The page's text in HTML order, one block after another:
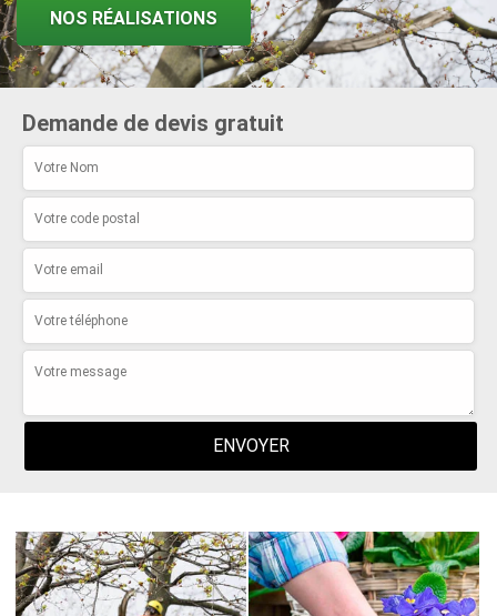
NOS RÉALISATIONS
Demande de devis gratuit